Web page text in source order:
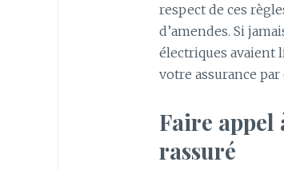
respect de ces
d’amendes. Si
électriques avaient
votre assurance par
Faire appel
rassuré